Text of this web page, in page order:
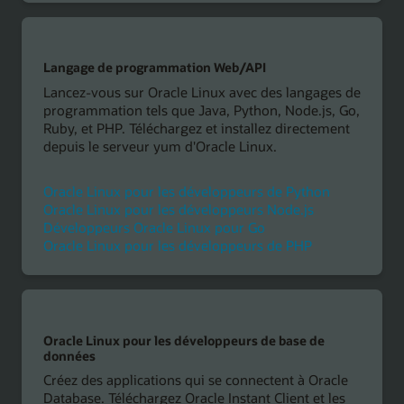
Langage de programmation Web/API
Lancez-vous sur Oracle Linux avec des langages de
programmation tels que Java, Python, Node.js, Go,
Ruby, et PHP. Téléchargez et installez directement
depuis le serveur yum d'Oracle Linux.
Oracle Linux pour les développeurs de Python
Oracle Linux pour les développeurs Node.js
Développeurs Oracle Linux pour Go
Oracle Linux pour les développeurs de PHP
Oracle Linux pour les développeurs de base de
données
Créez des applications qui se connectent à Oracle
Database. Téléchargez Oracle Instant Client et les